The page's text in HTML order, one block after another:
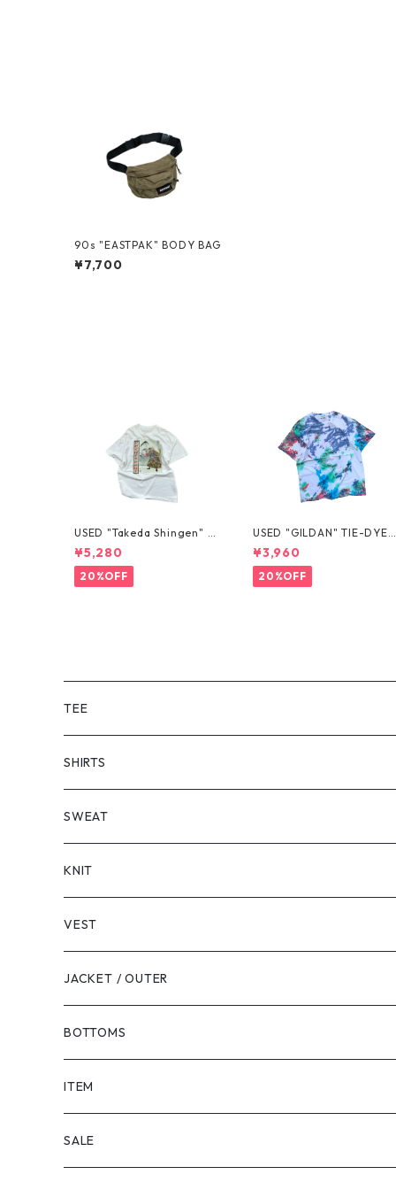
90s "EASTPAK" BODY BAG
¥7,700
USED "Takeda Shingen" T
EE
¥5,280
20%OFF
USED "GILDAN" TIE-DYE
EE
¥3,960
20%OFF
TEE
SHORT SLEEVE
LONG SLEEVE
SHIRTS
SHORT SLEEVE
LONG SLEEVE
SWEAT
KNIT
VEST
JACKET / OUTER
BOTTOMS
SHORTS
PANTS
ITEM
SALE